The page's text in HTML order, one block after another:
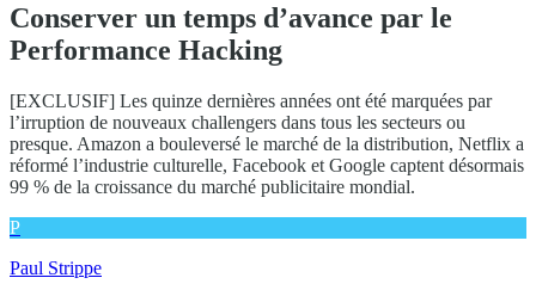
Conserver un temps d’avance par le
Performance Hacking
[EXCLUSIF] Les quinze dernières années ont été marquées par
l’irruption de nouveaux challengers dans tous les secteurs ou
presque. Amazon a bouleversé le marché de la distribution, Netflix a
réformé l’industrie culturelle, Facebook et Google captent désormais
99 % de la croissance du marché publicitaire mondial.
P
Paul Strippe